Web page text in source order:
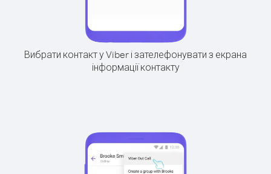
Вибрати контакт у Viber і зателефонувати з екрана
інформації контакту